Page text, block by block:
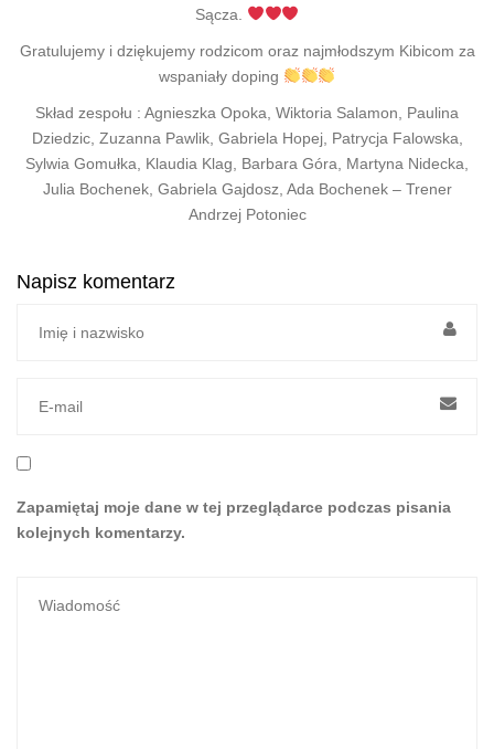
Sącza.
Gratulujemy i dziękujemy rodzicom oraz najmłodszym Kibicom za
wspaniały doping
Skład zespołu : Agnieszka Opoka, Wiktoria Salamon, Paulina
Dziedzic, Zuzanna Pawlik, Gabriela Hopej, Patrycja Falowska,
Sylwia Gomułka, Klaudia Klag, Barbara Góra, Martyna Nidecka,
Julia Bochenek, Gabriela Gajdosz, Ada Bochenek – Trener
Andrzej Potoniec
Napisz komentarz
Zapamiętaj moje dane w tej przeglądarce podczas pisania
kolejnych komentarzy.